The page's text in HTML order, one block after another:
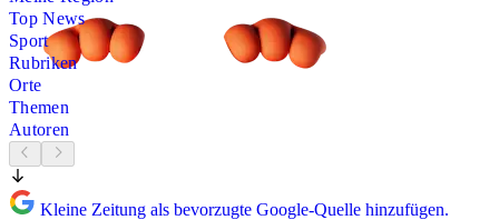
Top News
Sport
Rubriken
Orte
Themen
Autoren
Kleine Zeitung als bevorzugte Google-Quelle hinzufügen.